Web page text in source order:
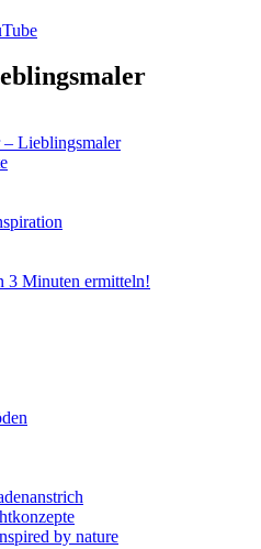
Lieblingsmaler
3 Minuten ermitteln!
by nature